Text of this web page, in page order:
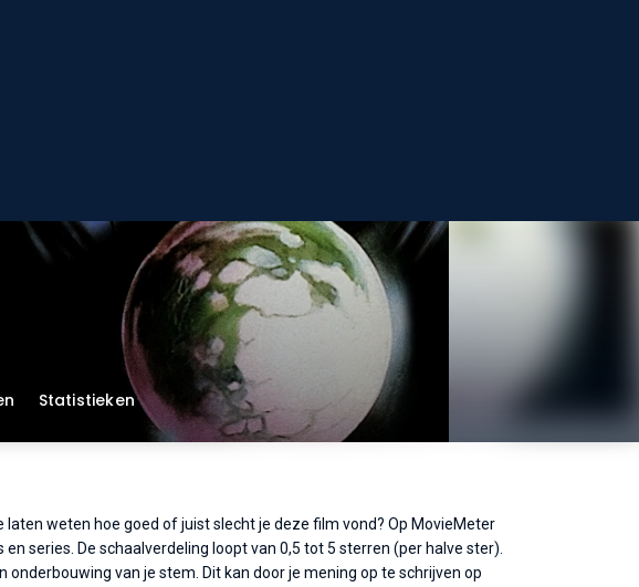
Statistieken
laten weten hoe goed of juist slecht je deze film vond? Op MovieMeter
series. De schaalverdeling loopt van 0,5 tot 5 sterren (per halve ster).
van je stem. Dit kan door je mening op te schrijven op